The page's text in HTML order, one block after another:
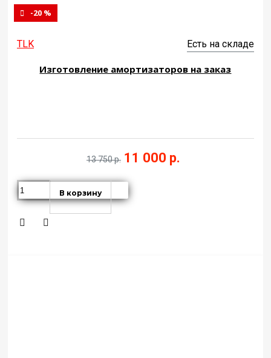
-20 %
TLK Есть на складе
Изготовление амортизаторов на заказ
13 750 р. 11 000 р.
В корзину